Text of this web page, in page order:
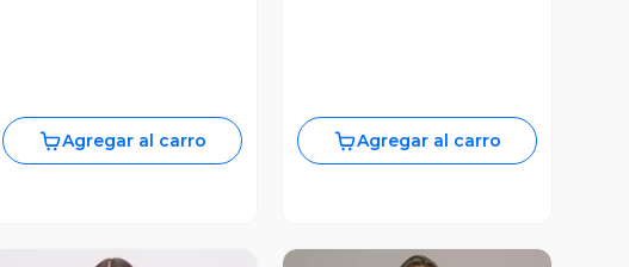
Agregar al carro Agregar al carro